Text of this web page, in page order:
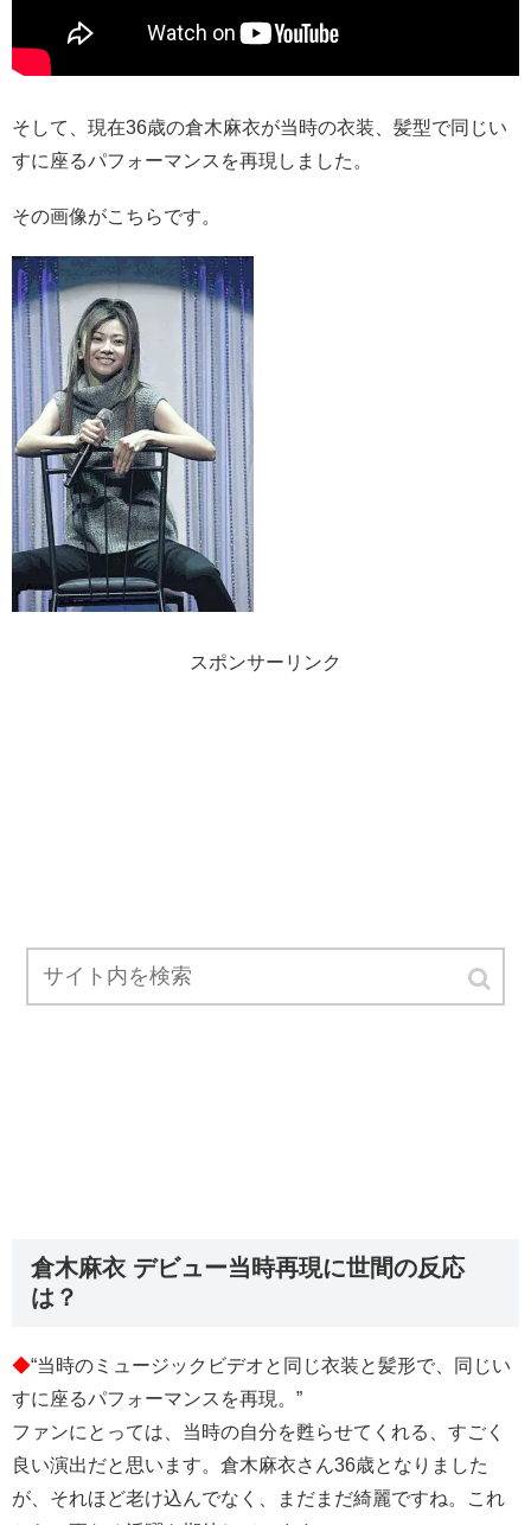
そして、現在36歳の倉木麻衣が当時の衣装、髪型で同じい
すに座るパフォーマンスを再現しました。
その画像がこちらです。
スポンサーリンク
倉木麻衣 デビュー当時再現に世間の反応
は？
◆“当時のミュージックビデオと同じ衣装と髪形で、同じい
すに座るパフォーマンスを再現。”
ファンにとっては、当時の自分を甦らせてくれる、すごく
良い演出だと思います。倉木麻衣さん36歳となりました
が、それほど老け込んでなく、まだまだ綺麗ですね。これ